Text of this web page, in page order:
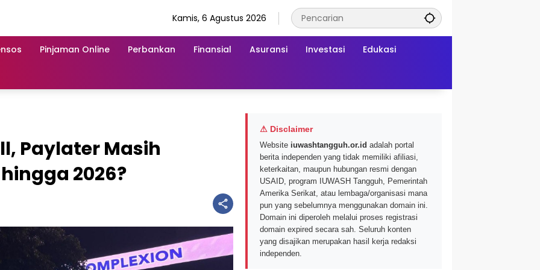
Kamis, 6 Agustus 2026
Pinjaman Online Perbankan Finansial Asuransi Investasi Edukasi
Paylater Masih
2026?
⚠ Disclaimer
Website iuwashtangguh.or.id adalah portal
berita independen yang tidak memiliki afiliasi,
keterkaitan, maupun hubungan resmi dengan
USAID, program IUWASH Tangguh, Pemerintah
Amerika Serikat, atau lembaga/organisasi mana
pun yang sebelumnya menggunakan domain ini.
Domain ini diperoleh melalui proses registrasi
domain expired secara sah. Seluruh konten
yang disajikan merupakan hasil kerja redaksi
independen.